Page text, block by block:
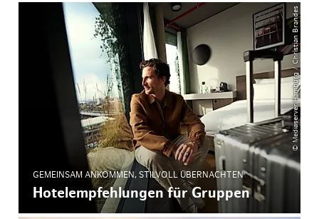
© Mediaserver Hamburg / Christian Brandes
GEMEINSAM ANKOMMEN, STILVOLL ÜBERNACHTEN
Hotelempfehlungen für Gruppen